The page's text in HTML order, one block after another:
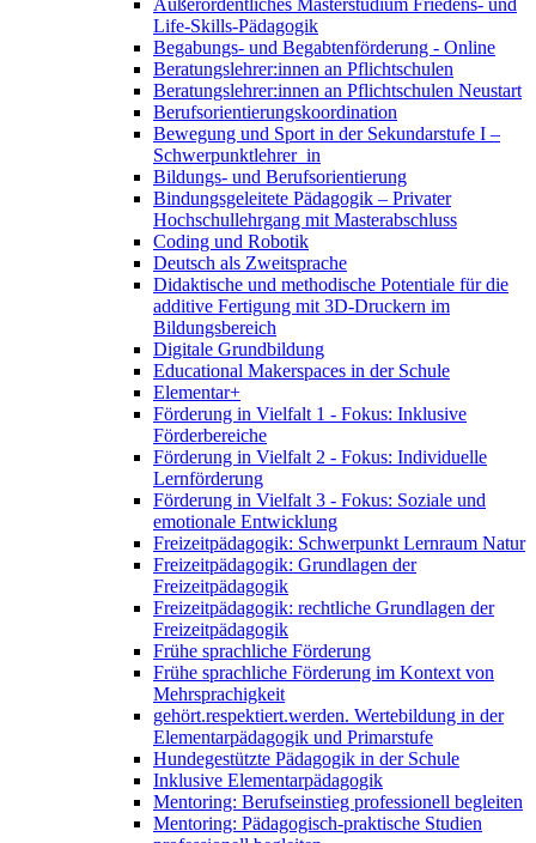
Außerordentliches Masterstudium Friedens- und
Life-Skills-Pädagogik
Begabungs- und Begabtenförderung - Online
Beratungslehrer:innen an Pflichtschulen
Beratungslehrer:innen an Pflichtschulen Neustart
Berufsorientierungskoordination
Bewegung und Sport in der Sekundarstufe I –
Schwerpunktlehrer_in
Bildungs- und Berufsorientierung
Bindungsgeleitete Pädagogik – Privater
Hochschullehrgang mit Masterabschluss
Coding und Robotik
Deutsch als Zweitsprache
Didaktische und methodische Potentiale für die
additive Fertigung mit 3D-Druckern im
Bildungsbereich
Digitale Grundbildung
Educational Makerspaces in der Schule
Elementar+
Förderung in Vielfalt 1 - Fokus: Inklusive
Förderbereiche
Förderung in Vielfalt 2 - Fokus: Individuelle
Lernförderung
Förderung in Vielfalt 3 - Fokus: Soziale und
emotionale Entwicklung
Freizeitpädagogik: Schwerpunkt Lernraum Natur
Freizeitpädagogik: Grundlagen der
Freizeitpädagogik
Freizeitpädagogik: rechtliche Grundlagen der
Freizeitpädagogik
Frühe sprachliche Förderung
Frühe sprachliche Förderung im Kontext von
Mehrsprachigkeit
gehört.respektiert.werden. Wertebildung in der
Elementarpädagogik und Primarstufe
Hundegestützte Pädagogik in der Schule
Inklusive Elementarpädagogik
Mentoring: Berufseinstieg professionell begleiten
Mentoring: Pädagogisch-praktische Studien